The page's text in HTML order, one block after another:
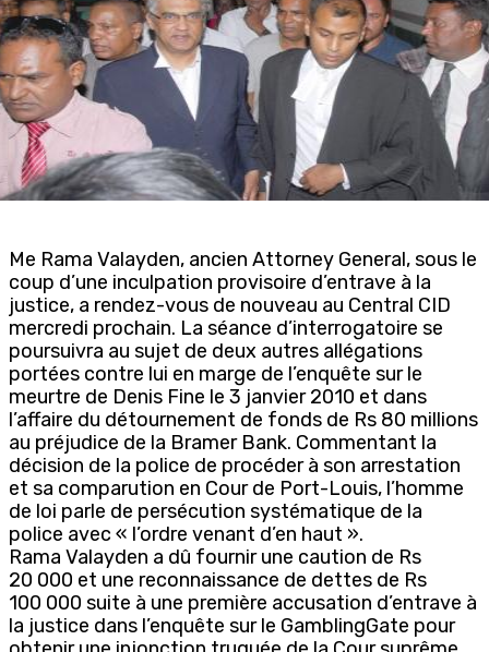
Me Rama Valayden, ancien Attorney General, sous le
coup d’une inculpation provisoire d’entrave à la
justice, a rendez-vous de nouveau au Central CID
mercredi prochain. La séance d’interrogatoire se
poursuivra au sujet de deux autres allégations
portées contre lui en marge de l’enquête sur le
meurtre de Denis Fine le 3 janvier 2010 et dans
l’affaire du détournement de fonds de Rs 80 millions
au préjudice de la Bramer Bank. Commentant la
décision de la police de procéder à son arrestation
et sa comparution en Cour de Port-Louis, l’homme
de loi parle de persécution systématique de la
police avec « l’ordre venant d’en haut ».
Rama Valayden a dû fournir une caution de Rs
20 000 et une reconnaissance de dettes de Rs
100 000 suite à une première accusation d’entrave à
la justice dans l’enquête sur le GamblingGate pour